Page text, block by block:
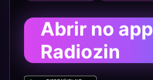
Abrir no app
Radiozin